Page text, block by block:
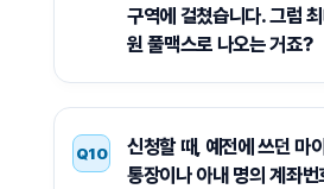
구역에 걸쳤습니다. 그럼
원 풀맥스로 나오는 거죠?
Q10
신청할 때, 예전에 쓰던 마
통장이나 아내 명의 계좌번